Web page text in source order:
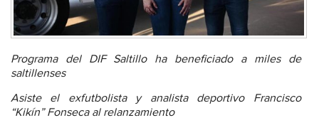
Programa del DIF Saltillo ha beneficiado a miles de
saltillenses
Asiste el exfutbolista y analista deportivo Francisco
“Kikín” Fonseca al relanzamiento